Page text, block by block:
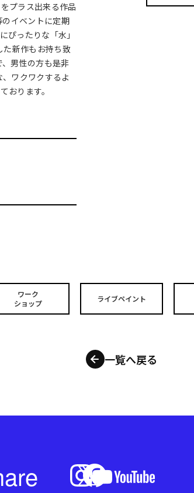
プラス出来る作品
イベントに定期
ぴったりな「水」
た新作もお持ち致
男性の方も是非
ワクワクするよ
おります。
ワーク
ショップ
ライブペイント
一覧へ戻る